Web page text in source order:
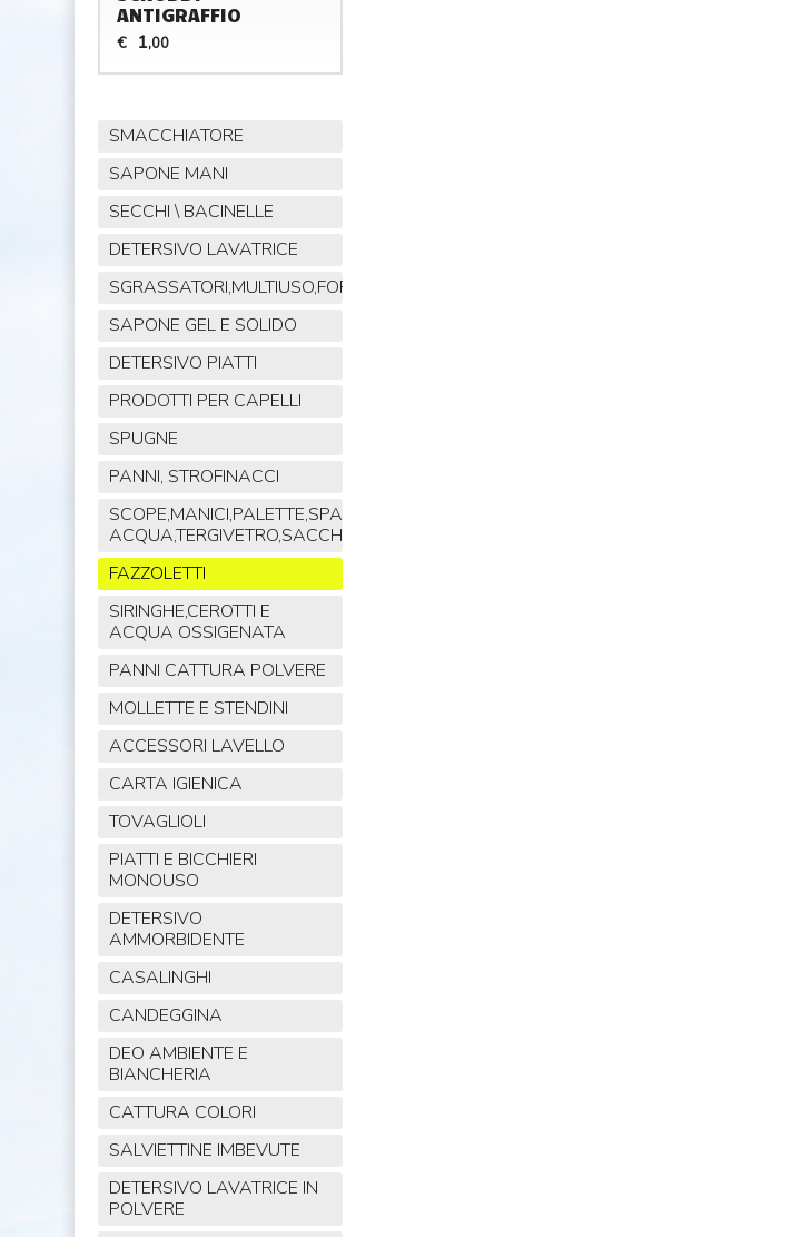
ANTIGRAFFIO
€ 1,00
SMACCHIATORE
SAPONE MANI
SECCHI \ BACINELLE
DETERSIVO LAVATRICE
SGRASSATORI,MULTIUSO,FORNO,POLVERE,VETRI,AMMONIACA
SAPONE GEL E SOLIDO
DETERSIVO PIATTI
PRODOTTI PER CAPELLI
SPUGNE
PANNI, STROFINACCI
SCOPE,MANICI,PALETTE,SPAZZOLE,TIRA
ACQUA,TERGIVETRO,SACCHI,MOP
FAZZOLETTI
SIRINGHE,CEROTTI E
ACQUA OSSIGENATA
PANNI CATTURA POLVERE
MOLLETTE E STENDINI
ACCESSORI LAVELLO
CARTA IGIENICA
TOVAGLIOLI
PIATTI E BICCHIERI
MONOUSO
DETERSIVO
AMMORBIDENTE
CASALINGHI
CANDEGGINA
DEO AMBIENTE E
BIANCHERIA
CATTURA COLORI
SALVIETTINE IMBEVUTE
DETERSIVO LAVATRICE IN
POLVERE